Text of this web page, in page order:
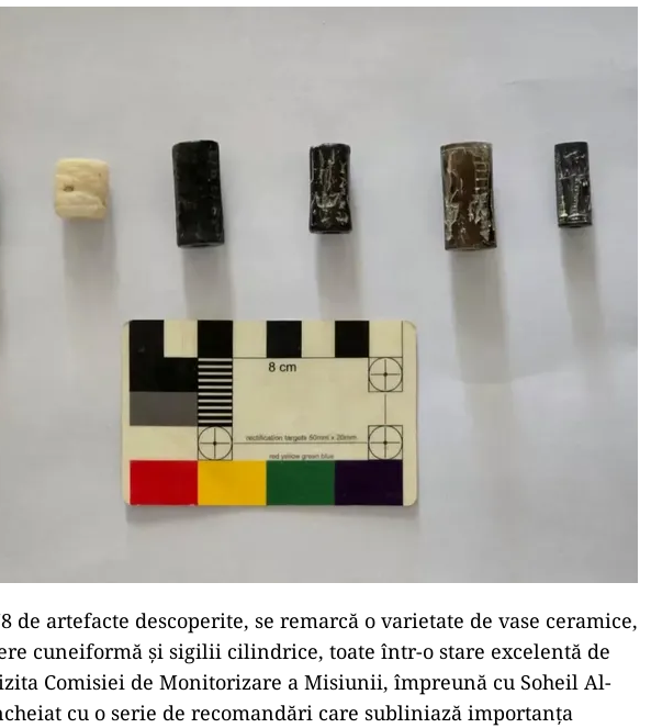
a fost prezent în timpul vizitei Comisiei de Monitorizare a
stârnit un interes special în rândul cercetătorilor, aceștia sperând să
multe detalii despre viața urbană din acea epocă.
Sectorul B, care acoperă o suprafață mai mare de 9 dunami
de metri pătrați), s-a dovedit a fi chiar mai bogat în
definite, incluzând camere de dimensiuni variate, care ar fi
funcții în viața de zi cu zi a locuitorilor antici.